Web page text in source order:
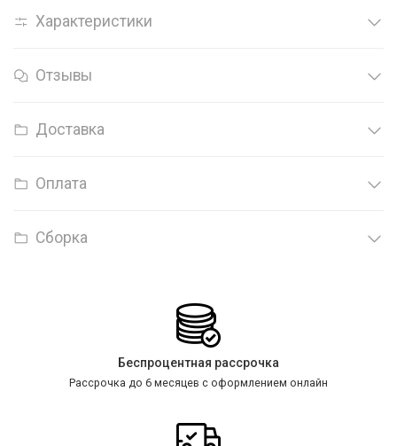
Характеристики
Отзывы
Доставка
Оплата
Сборка
Беспроцентная рассрочка
Рассрочка до 6 месяцев с оформлением онлайн